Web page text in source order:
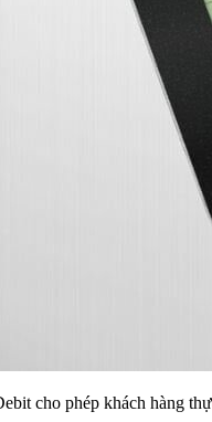
cho phép khách hàng